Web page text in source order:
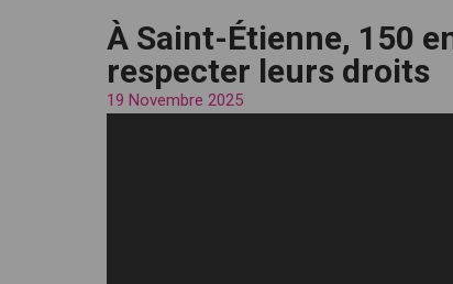
À Saint-Étienne, 150
respecter leurs droits
19 Novembre 2025